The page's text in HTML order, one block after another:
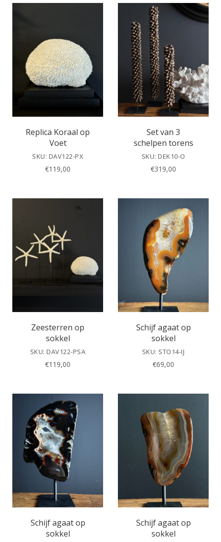
Replica Koraal op
Voet
SKU: DAV122-PX
€119,00
Set van 3
schelpen torens
SKU: DEK10-O
€319,00
Zeesterren op
sokkel
SKU: DAV122-PSA
€119,00
Schijf agaat op
sokkel
SKU: STO14-IJ
€69,00
Schijf agaat op
sokkel
Schijf agaat op
sokkel